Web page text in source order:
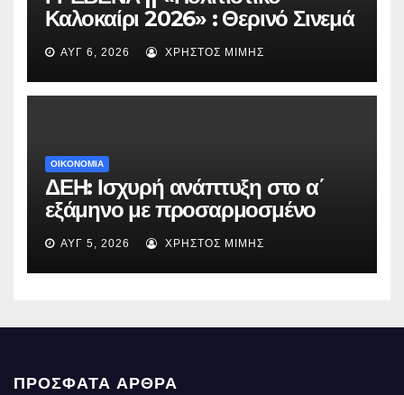
Καλοκαίρι 2026» : Θερινό Σινεμά
με την βραβευμένη ταινία
«Μικρές Ανάσες».
ΑΥΓ 6, 2026 ΧΡΉΣΤΟΣ ΜΊΜΗΣ
ΟΙΚΟΝΟΜΙΑ
ΔΕΗ: Ισχυρή ανάπτυξη στο α΄
εξάμηνο με προσαρμοσμένο
EBITDA στα €1,2 δισ.
ΑΥΓ 5, 2026 ΧΡΉΣΤΟΣ ΜΊΜΗΣ
ΠΡΌΣΦΑΤΑ ΆΡΘΡΑ